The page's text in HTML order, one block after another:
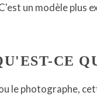
un modèle plus
CE
le photographe,